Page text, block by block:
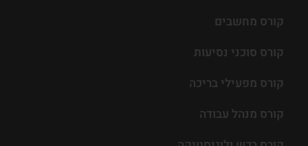
קורס מחשבים
קורס סוכני נסיעות
קורס מפעילי בריכה
קורס מנהל עבודה